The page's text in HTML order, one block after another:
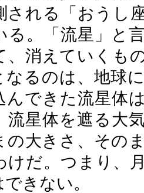
される「おうし
る。「流星」と
、消えていくも
なるのは、地球
んできた流星体
流星体を遮る大
の大きさ、その
けだ。つまり、
きない。